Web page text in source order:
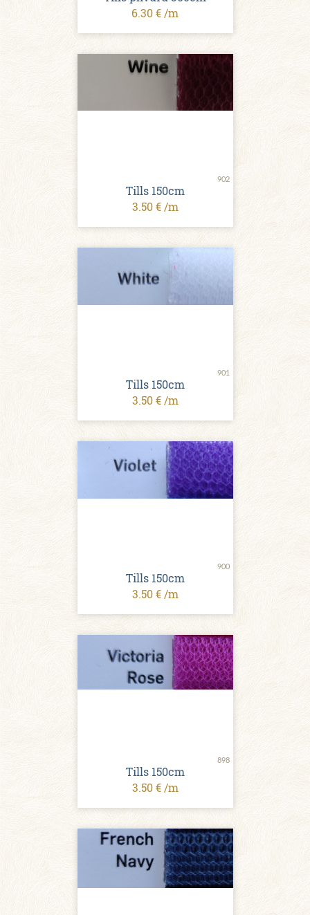
6.30 € /m
902
Tills 150cm
3.50 € /m
901
Tills 150cm
3.50 € /m
900
Tills 150cm
3.50 € /m
898
Tills 150cm
3.50 € /m